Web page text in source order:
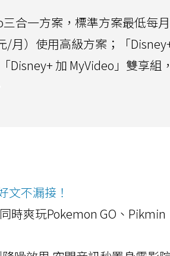
合一方案，標準方案最低每
月）使用高級方案；「
Disney+ 加 MyVideo」雙享組
文不漏接！
時爽玩Pokemon GO、Pikmin